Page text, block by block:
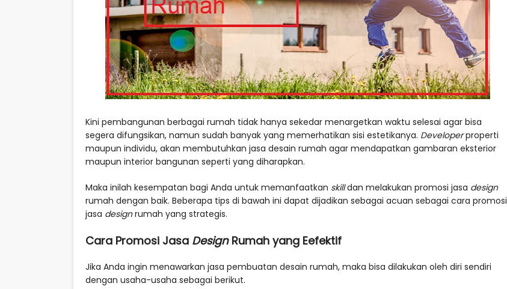
Kini pembangunan berbagai rumah tidak hanya sekedar menargetkan waktu selesai agar bisa
segera difungsikan, namun sudah banyak yang memerhatikan sisi estetikanya. Developerproperti
maupun individu, akan membutuhkan jasa desain rumah agar mendapatkan gambaran eksterior
maupun interior bangunan seperti yang diharapkan.
Maka inilah kesempatan bagi Anda untuk memanfaatkan skilldan melakukan promosi jasa design
rumah dengan baik. Beberapa tips di bawah ini dapat dijadikan sebagai acuan sebagai cara promosi
jasa designrumah yang strategis.
Cara Promosi Jasa DesignRumah yang Eefektif
Jika Anda ingin menawarkan jasa pembuatan desain rumah, maka bisa dilakukan oleh diri sendiri
dengan usaha-usaha sebagai berikut.